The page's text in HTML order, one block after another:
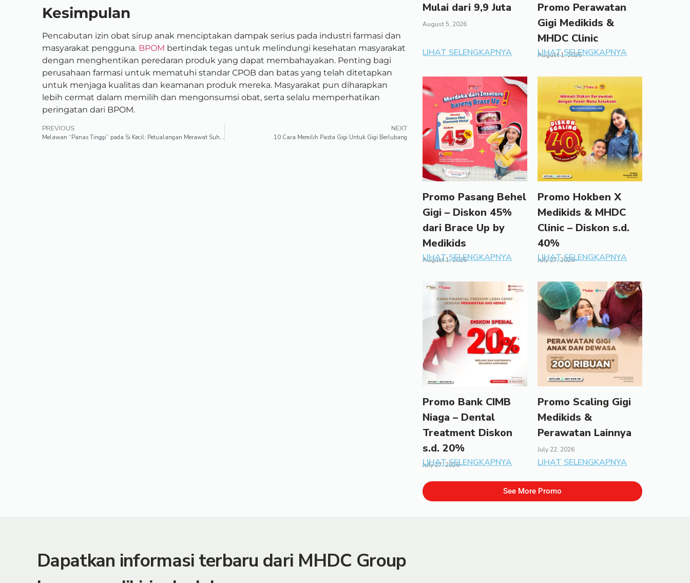
Kesimpulan
Pencabutan izin obat sirup anak menciptakan dampak serius pada industri farmasi dan
masyarakat pengguna. BPOM bertindak tegas untuk melindungi kesehatan masyarakat
dengan menghentikan peredaran produk yang dapat membahayakan. Penting bagi
perusahaan farmasi untuk mematuhi standar CPOB dan batas yang telah ditetapkan
untuk menjaga kualitas dan keamanan produk mereka. Masyarakat pun diharapkan
lebih cermat dalam memilih dan mengonsumsi obat, serta selalu memperhatikan
peringatan dari BPOM.
PREVIOUS
Melawan “Panas Tinggi” pada Si Kecil: Petualangan Merawat Suhu Tubuh Anak dengan Bijak
NEXT
10 Cara Memilih Pasta Gigi Untuk Gigi Berlubang
Mulai dari 9,9 Juta
August 5, 2026
LIHAT SELENGKAPNYA
Promo Perawatan
Gigi Medikids &
MHDC Clinic
August 1, 2026
LIHAT SELENGKAPNYA
Promo Pasang Behel
Gigi – Diskon 45%
dari Brace Up by
Medikids
August 1, 2026
LIHAT SELENGKAPNYA
Promo Hokben X
Medikids & MHDC
Clinic – Diskon s.d.
40%
July 27, 2026
LIHAT SELENGKAPNYA
Promo Bank CIMB
Niaga – Dental
Treatment Diskon
s.d. 20%
July 27, 2026
LIHAT SELENGKAPNYA
Promo Scaling Gigi
Medikids &
Perawatan Lainnya
July 22, 2026
LIHAT SELENGKAPNYA
See More Promo
Dapatkan informasi terbaru dari MHDC Group